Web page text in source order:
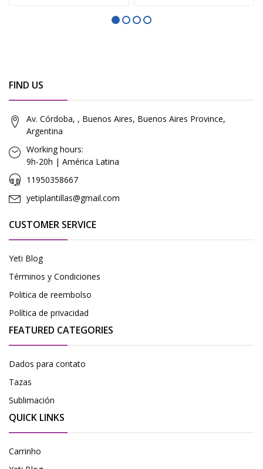
FIND US
Av. Córdoba, , Buenos Aires, Buenos Aires Province,
Argentina
Working hours:
9h-20h | América Latina
11950358667
yetiplantillas@gmail.com
CUSTOMER SERVICE
Yeti Blog
Términos y Condiciones
Politica de reembolso
Política de privacidad
FEATURED CATEGORIES
Dados para contato
Tazas
Sublimación
QUICK LINKS
Carrinho